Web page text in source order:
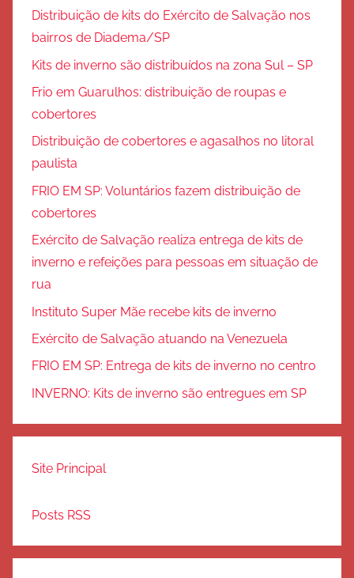
Distribuição de kits do Exército de Salvação nos
bairros de Diadema/SP
Kits de inverno são distribuídos na zona Sul – SP
Frio em Guarulhos: distribuição de roupas e
cobertores
Distribuição de cobertores e agasalhos no litoral
paulista
FRIO EM SP: Voluntários fazem distribuição de
cobertores
Exército de Salvação realiza entrega de kits de
inverno e refeições para pessoas em situação de
rua
Instituto Super Mãe recebe kits de inverno
Exército de Salvação atuando na Venezuela
FRIO EM SP: Entrega de kits de inverno no centro
INVERNO: Kits de inverno são entregues em SP
Site Principal
Posts RSS